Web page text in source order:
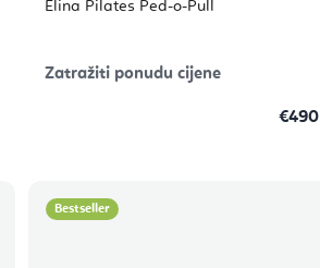
Elina Pilates Ped-o-Pull
Zatražiti ponudu cijene
€490
Bestseller